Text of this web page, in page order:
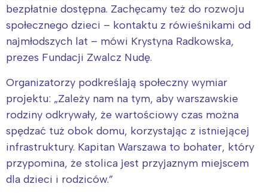
bezpłatnie dostępna. Zachęcamy też do rozwoju
społecznego dzieci – kontaktu z rówieśnikami od
najmłodszych lat – mówi Krystyna Radkowska,
prezes Fundacji Zwalcz Nudę.
Organizatorzy podkreślają społeczny wymiar
projektu: „Zależy nam na tym, aby warszawskie
rodziny odkrywały, że wartościowy czas można
spędzać tuż obok domu, korzystając z istniejącej
infrastruktury. Kapitan Warszawa to bohater, który
przypomina, że stolica jest przyjaznym miejscem
dla dzieci i rodziców.”